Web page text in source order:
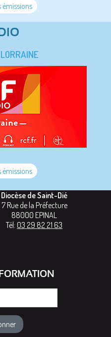
émissions
émissions
Diocèse de Saint-Dié
7 Rue de la Préfecture
88000 EPINAL
Tél: 03 29 82 21 63